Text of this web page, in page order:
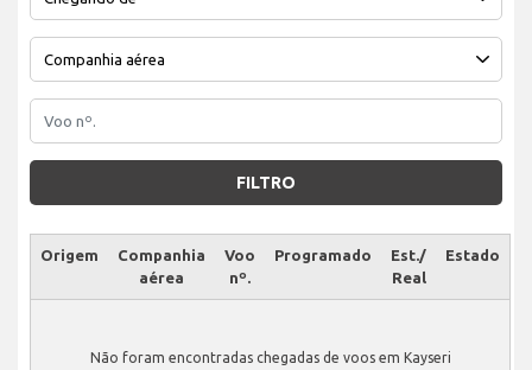
FILTRO
Origem
Companhia
aérea
Voo
nº.
Programado
Est./
Real
Estado
Não foram encontradas chegadas de voos em Kayseri